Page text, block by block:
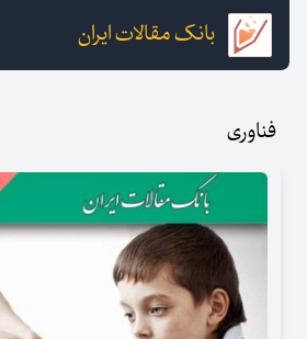
بانک مقالات ایران
فناوری